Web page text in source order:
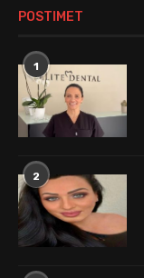
POSTIMET
1
2